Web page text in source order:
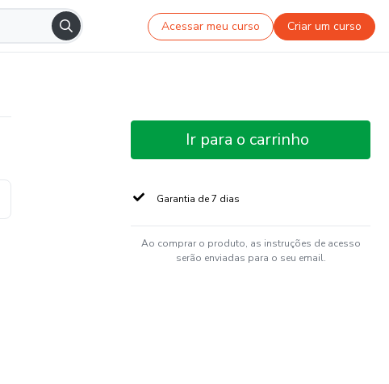
Acessar meu curso Criar um curso
Ir para o carrinho
Garantia de 7 dias
Ao comprar o produto, as instruções de acesso
serão enviadas para o seu email.